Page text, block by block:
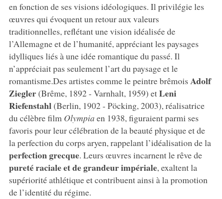
en fonction de ses visions idéologiques. Il privilégie les
œuvres qui évoquent un retour aux valeurs
traditionnelles, reflétant une vision idéalisée de
l’Allemagne et de l’humanité, appréciant les paysages
idylliques liés à une idée romantique du passé. Il
n’appréciait pas seulement l’art du paysage et le
romantisme.Des artistes comme le peintre brêmois Adolf
Ziegler(Brême, 1892 - Varnhalt, 1959) etLeni
Riefenstahl(Berlin, 1902 - Pöcking, 2003), réalisatrice
du célèbre film Olympia en 1938, figuraient parmi ses
favoris pour leur célébration de la beauté physique et de
la perfection du corps aryen, rappelant l’idéalisation de la
perfection grecque. Leurs œuvres incarnent le rêve de
pureté raciale et de grandeur impériale, exaltent la
supériorité athlétique et contribuent ainsi à la promotion
de l’identité du régime.